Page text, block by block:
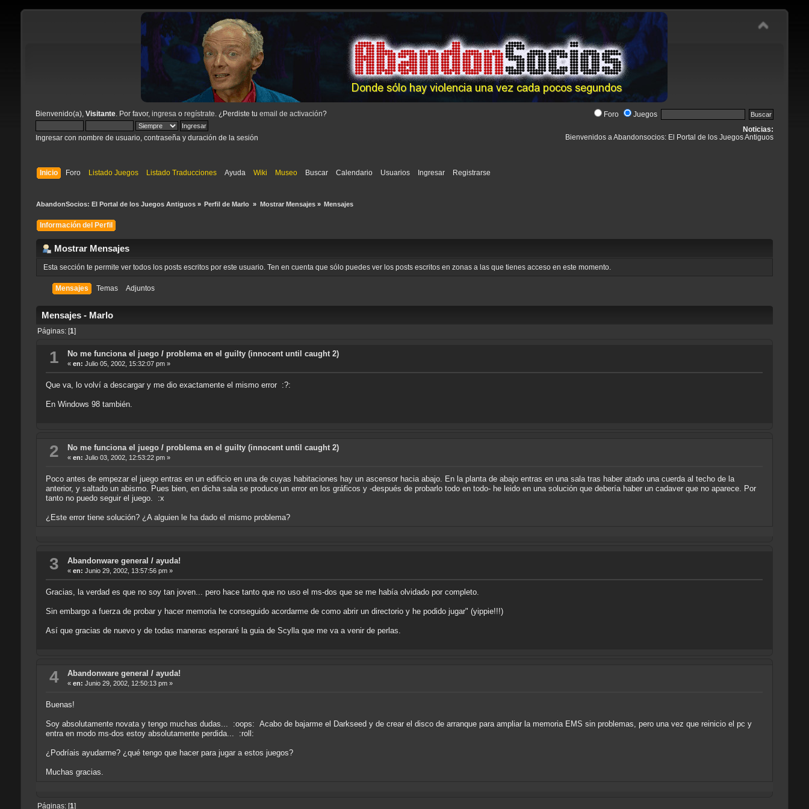
Bienvenido(a), Visitante. Por favor, ingresa o regístrate . ¿Perdiste tu email de activación?
Ingresar con nombre de usuario, contraseña y duración de la sesión
Foro Juegos
Noticias:
Bienvenidos a Abandonsocios: El Portal de los Juegos Antiguos
Inicio Foro Listado Juegos Listado Traducciones Ayuda Wiki Museo Buscar Calendario Usuarios Ingresar Registrarse
AbandonSocios: El Portal de los Juegos Antiguos» Perfil de Marlo » Mostrar Mensajes» Mensajes
Información del Perfil
Mostrar Mensajes
Esta sección te permite ver todos los posts escritos por este usuario. Ten en cuenta que sólo puedes ver los posts escritos en zonas a las que tienes acceso en este momento.
Mensajes Temas Adjuntos
Mensajes - Marlo
Páginas: [ 1]
1 No me funciona el juego/ problema en el guilty (innocent until caught 2)
« en: Julio 05, 2002, 15:32:07 pm »
Que va, lo volví a descargar y me dio exactamente el mismo error :?:
En Windows 98 también.
2 No me funciona el juego/ problema en el guilty (innocent until caught 2)
« en: Julio 03, 2002, 12:53:22 pm »
Poco antes de empezar el juego entras en un edificio en una de cuyas habitaciones hay un ascensor hacia abajo. En la planta de abajo entras en una sala tras haber atado una cuerda al techo de la
anterior, y saltado un abismo. Pues bien, en dicha sala se produce un error en los gráficos y -después de probarlo todo en todo- he leido en una solución que debería haber un cadaver que no aparece. Por
tanto no puedo seguir el juego. :x
¿Este error tiene solución? ¿A alguien le ha dado el mismo problema?
3 Abandonware general / ayuda!
« en: Junio 29, 2002, 13:57:56 pm »
Gracias, la verdad es que no soy tan joven... pero hace tanto que no uso el ms-dos que se me había olvidado por completo.
Sin embargo a fuerza de probar y hacer memoria he conseguido acordarme de como abrir un directorio y he podido jugar" (yippie!!!)
Así que gracias de nuevo y de todas maneras esperaré la guia de Scylla que me va a venir de perlas.
4 Abandonware general / ayuda!
« en: Junio 29, 2002, 12:50:13 pm »
Buenas!
Soy absolutamente novata y tengo muchas dudas... :oops: Acabo de bajarme el Darkseed y de crear el disco de arranque para ampliar la memoria EMS sin problemas, pero una vez que reinicio el pc y
entra en modo ms-dos estoy absolutamente perdida... :roll:
¿Podríais ayudarme? ¿qué tengo que hacer para jugar a estos juegos?
Muchas gracias.
Páginas: [1]